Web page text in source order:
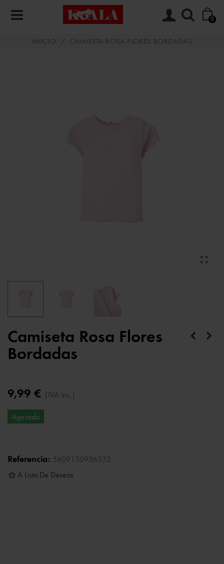
0
INICIO / CAMISETA ROSA FLORES BORDADAS
Camiseta Rosa Flores
Bordadas
9,99 € (IVA inc.)
Agotado
Referencia: 5609150936532
A Lista De Deseos